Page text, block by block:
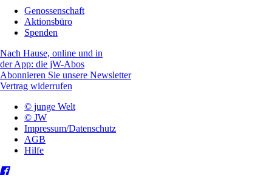
Genossenschaft
Aktionsbüro
Spenden
Nach Hause, online und in
der App: die jW-Abos
Abonnieren Sie unsere Newsletter
Vertrag widerrufen
© junge Welt
© JW
Impressum/Datenschutz
AGB
Hilfe